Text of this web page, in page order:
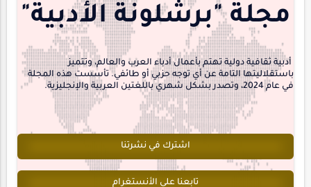
هايكو
interview
مجلة "برشلونة الأدبية"
أدبية ثقافية دولية تهتم بأعمال أدباء العرب والعالم، وتتميز
باستقلاليتها التامة عن أي توجه حزبي أو طائفي. تأسست هذه المجلة
في عام 2024، وتصدر بشكل شهري باللغتين العربية والإنجليزية.
اشترك في نشرتنا
تابعنا على الأنستغرام